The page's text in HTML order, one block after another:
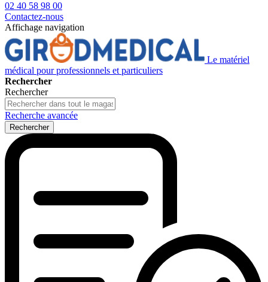
02 40 58 98 00
Contactez-nous
Affichage navigation
Le matériel
médical pour professionnels et particuliers
Rechercher
Rechercher
Recherche avancée
Rechercher